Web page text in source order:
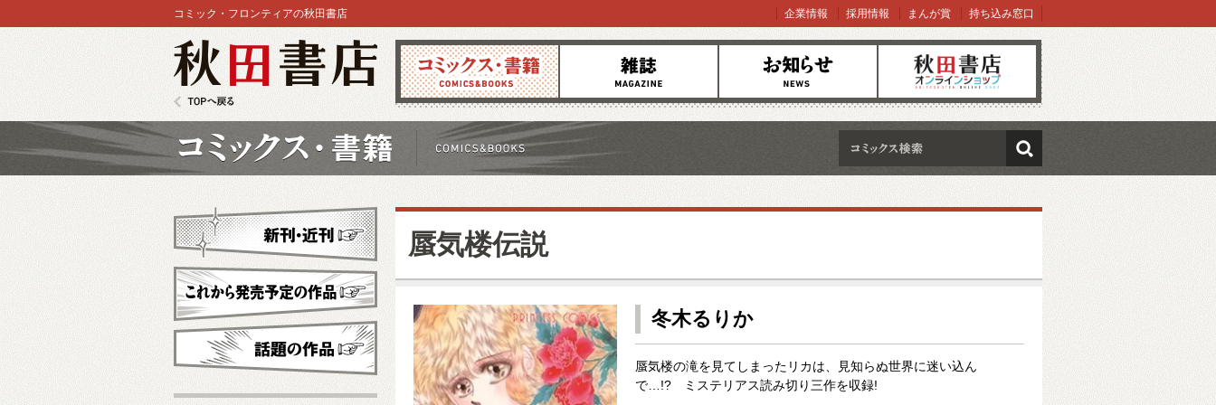
コミックス 雑誌 お知らせ オンラインショップ
コミック・フロンティアの秋田書店 企業情報 採用情報 まんが賞 持ち込み窓口
検索
蜃気楼伝説
冬木るりか
蜃気楼の滝を見てしまったリカは、見知らぬ世界に迷い込ん
で…!? ミステリアス読み切り三作を収録!
新刊・近刊
これから発売予定